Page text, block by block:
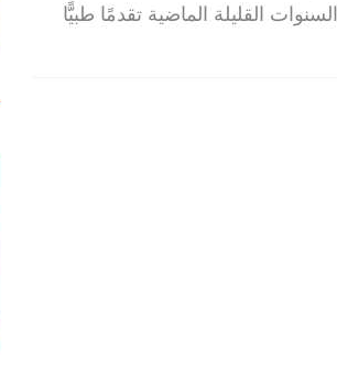
القليلة الماضية تقدمًا طبيًّا